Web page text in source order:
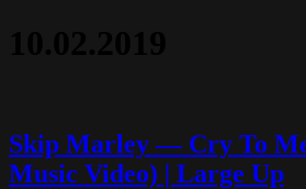
Skip Marley — Cry To
Music Video) | Large Up